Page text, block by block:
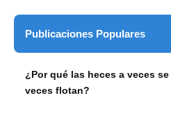
Publicaciones Populares
¿Por qué las heces a veces
veces flotan?